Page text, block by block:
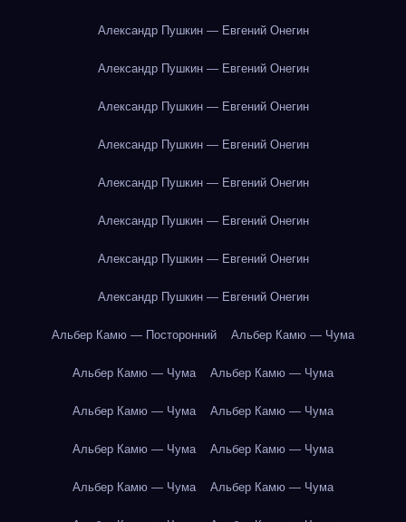
Александр Пушкин — Евгений Онегин
Александр Пушкин — Евгений Онегин
Александр Пушкин — Евгений Онегин
Александр Пушкин — Евгений Онегин
Александр Пушкин — Евгений Онегин
Александр Пушкин — Евгений Онегин
Александр Пушкин — Евгений Онегин
Александр Пушкин — Евгений Онегин
Альбер Камю — Посторонний Альбер Камю — Чума
Альбер Камю — Чума Альбер Камю — Чума
Альбер Камю — Чума Альбер Камю — Чума
Альбер Камю — Чума Альбер Камю — Чума
Альбер Камю — Чума Альбер Камю — Чума